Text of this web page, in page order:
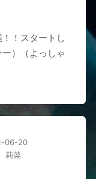
！スタートし
）（よっしゃ
06-20
莉菜